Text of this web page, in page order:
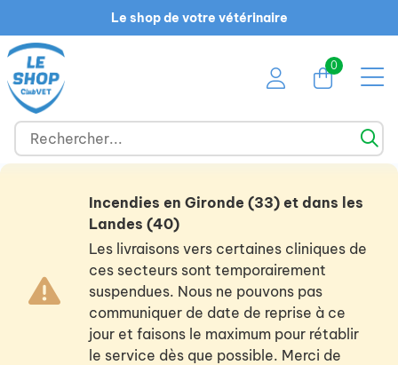
Le shop de votre vétérinaire
0
Incendies en Gironde (33) et dans les
Landes (40)
Les livraisons vers certaines cliniques de
ces secteurs sont temporairement
suspendues. Nous ne pouvons pas
communiquer de date de reprise à ce
jour et faisons le maximum pour rétablir
le service dès que possible. Merci de